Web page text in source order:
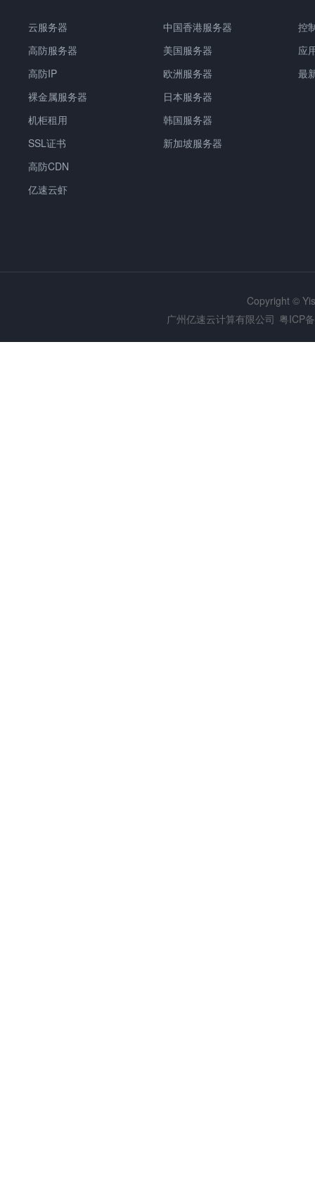
云服务器
高防服务器
高防IP
裸金属服务器
机柜租用
SSL证书
高防CDN
亿速云虾
中国香港服务器
美国服务器
欧洲服务器
日本服务器
韩国服务器
新加坡服务器
控
应
最
Copyright ©
广州亿速云计算有限公司 粤ICP